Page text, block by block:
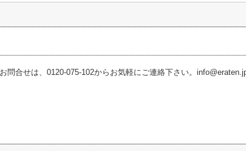
問合せは、0120-075-102からお気軽にご連絡下さい。